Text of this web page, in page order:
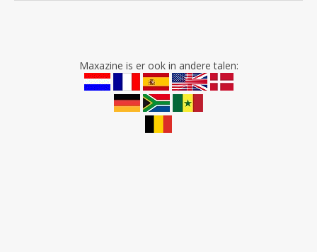
Maxazine is er ook in andere talen: